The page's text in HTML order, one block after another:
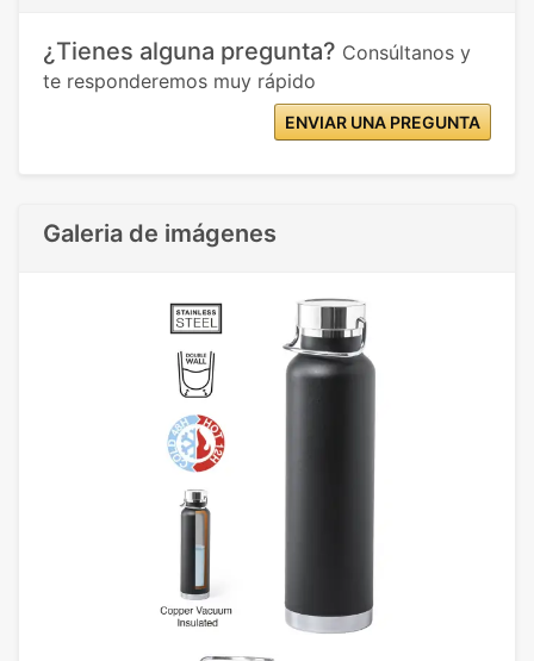
¿Tienes alguna pregunta? Consúltanos y
te responderemos muy rápido
ENVIAR UNA PREGUNTA
Galeria de imágenes